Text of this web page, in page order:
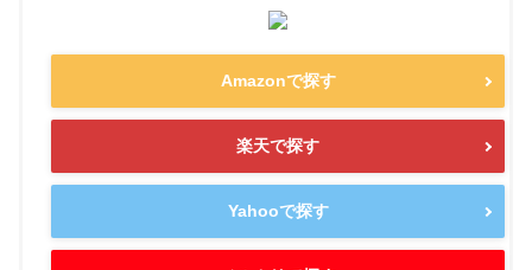
Amazonで探す
楽天で探す
Yahooで探す